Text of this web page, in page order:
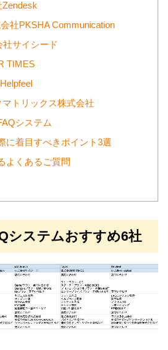
Zendesk
社PKSHA Communication
サイシード
TIMES
トリックス株式会社
システム
に着目すべきポイント3選
よくあるご質問
システムおすすめ6社